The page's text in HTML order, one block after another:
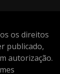
os direitos
publicado,
autorização.